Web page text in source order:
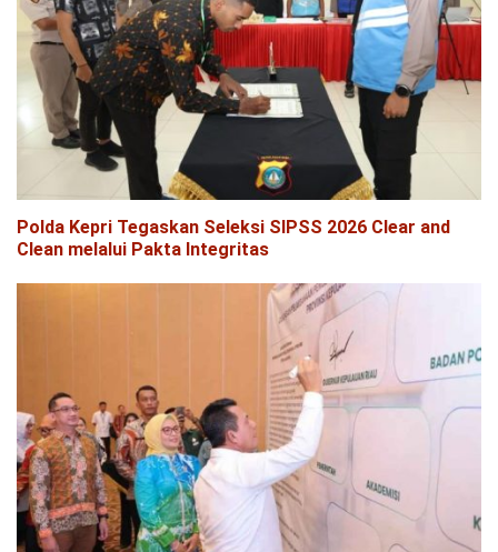
Polda Kepri Tegaskan Seleksi SIPSS 2026 Clear and
Clean melalui Pakta Integritas